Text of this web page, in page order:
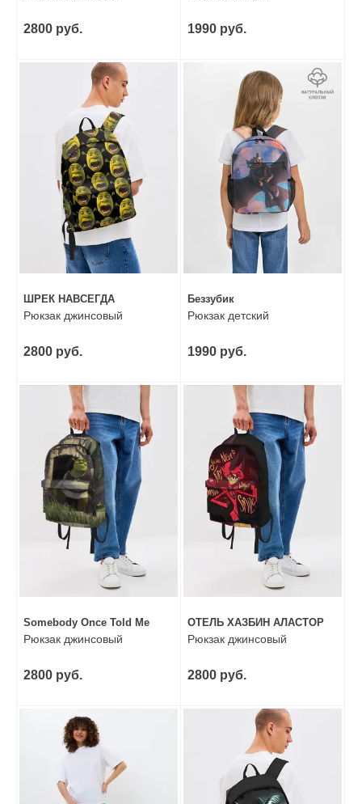
2800 руб. 1990 руб.
ШРЕК НАВСЕГДА
Рюкзак джинсовый
2800 руб.
Беззубик
Рюкзак детский
1990 руб.
Somebody Once Told Me
Рюкзак джинсовый
2800 руб.
ОТЕЛЬ ХАЗБИН АЛАСТОР
Рюкзак джинсовый
2800 руб.